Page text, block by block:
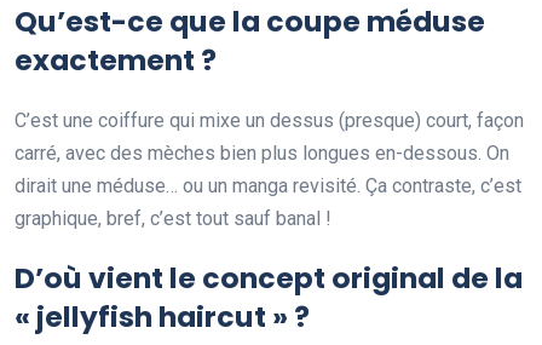
Qu’est-ce que la coupe méduse
exactement ?
C’est une coiffure qui mixe un dessus (presque) court, façon
carré, avec des mèches bien plus longues en-dessous. On
dirait une méduse… ou un manga revisité. Ça contraste, c’est
graphique, bref, c’est tout sauf banal !
D’où vient le concept original de la
« jellyfish haircut » ?